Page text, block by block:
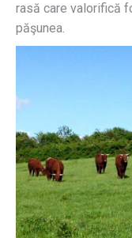
rasă care valorifică
păşunea.